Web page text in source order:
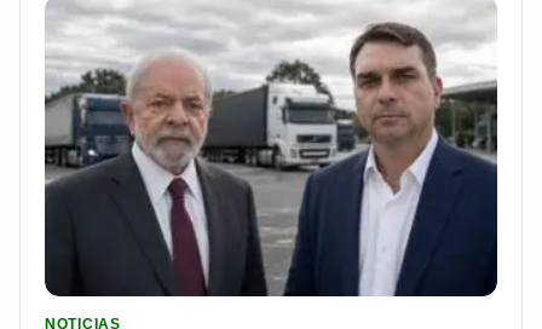
NOTICIAS